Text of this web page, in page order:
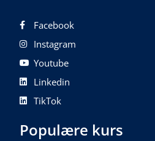
Facebook
Instagram
Youtube
Linkedin
TikTok
Populære kurs